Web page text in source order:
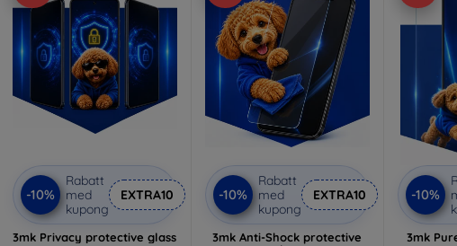
-10%
Rabatt
med
kupong
EXTRA10
3mk Privacy protective glass
-10%
Rabatt
med
kupong
EXTRA10
3mk Anti-Shock protective
-10%
3mk